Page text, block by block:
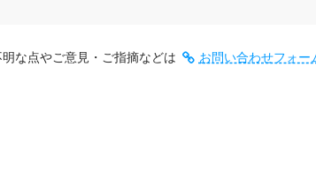
な点やご意見・ご指摘などは お問い合わせフォー